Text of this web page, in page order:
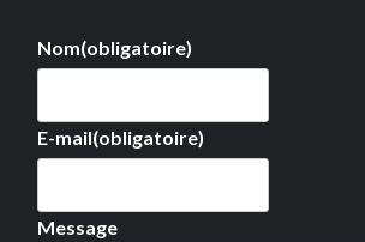
Nom(obligatoire)
E-mail(obligatoire)
Message